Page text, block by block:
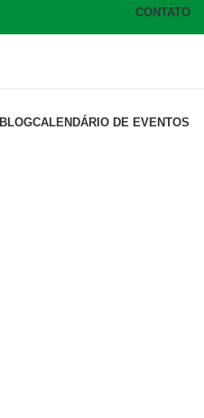
CONTATO
BLOGCALENDÁRIO DE EVENTOS